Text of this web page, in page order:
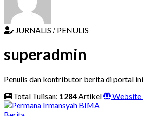
JURNALIS / PENULIS
superadmin
Penulis dan kontributor berita di portal
Total Tulisan: 1284Artikel
Website